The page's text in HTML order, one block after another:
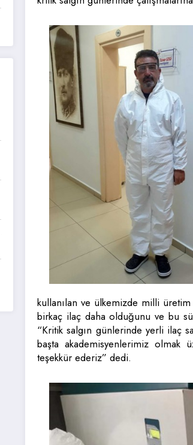
kullanılan ve ülkemizde milli
birkaç ilaç daha olduğunu ve bu
“Kritik salgın günlerinde yerli ilaç
başta akademisyenlerimiz olmak
teşekkür ederiz” dedi.